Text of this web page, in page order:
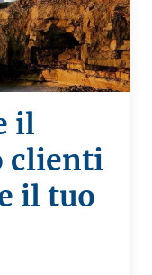
il
clienti
il tuo